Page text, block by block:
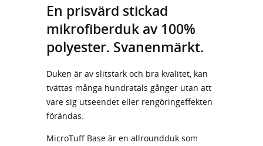
En prisvärd stickad
mikrofiberduk av 100%
polyester. Svanenmärkt.
Duken är av slitstark och bra kvalitet, kan
tvättas många hundratals gånger utan att
vare sig utseendet eller rengöringeffekten
förändas.
MicroTuff Base är en allroundduk som